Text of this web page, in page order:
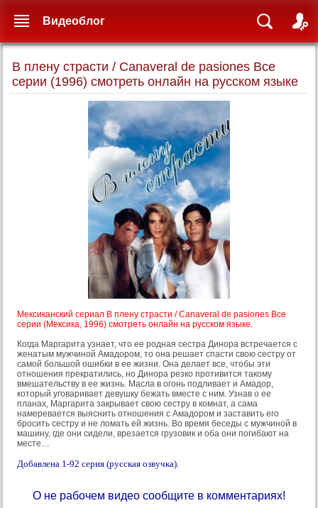
В плену страсти / Canaveral de pasiones Все
серии (1996) смотреть онлайн на русском языке
Мексиканский сериал В плену страсти / Canaveral de pasiones Все
серии (Мексика, 1996) смотреть онлайн на русском языке.
Когда Маргарита узнает, что ее родная сестра Динора встречается с
женатым мужчиной Амадором, то она решает спасти свою сестру от
самой большой ошибки в ее жизни. Она делает все, чтобы эти
отношения прекратились, но Динора резко противится такому
вмешательству в ее жизнь. Масла в огонь подливает и Амадор,
который уговаривает девушку бежать вместе с ним. Узнав о ее
планах, Маргарита закрывает свою сестру в комнат, а сама
намеревается выяснить отношения с Амадором и заставить его
бросить сестру и не ломать ей жизнь. Во время беседы с мужчиной в
машину, где они сидели, врезается грузовик и оба они погибают на
месте…
Добавлена 1-92 серия (русская озвучка).
О не рабочем видео сообщите в комментариях!
Видеоблог